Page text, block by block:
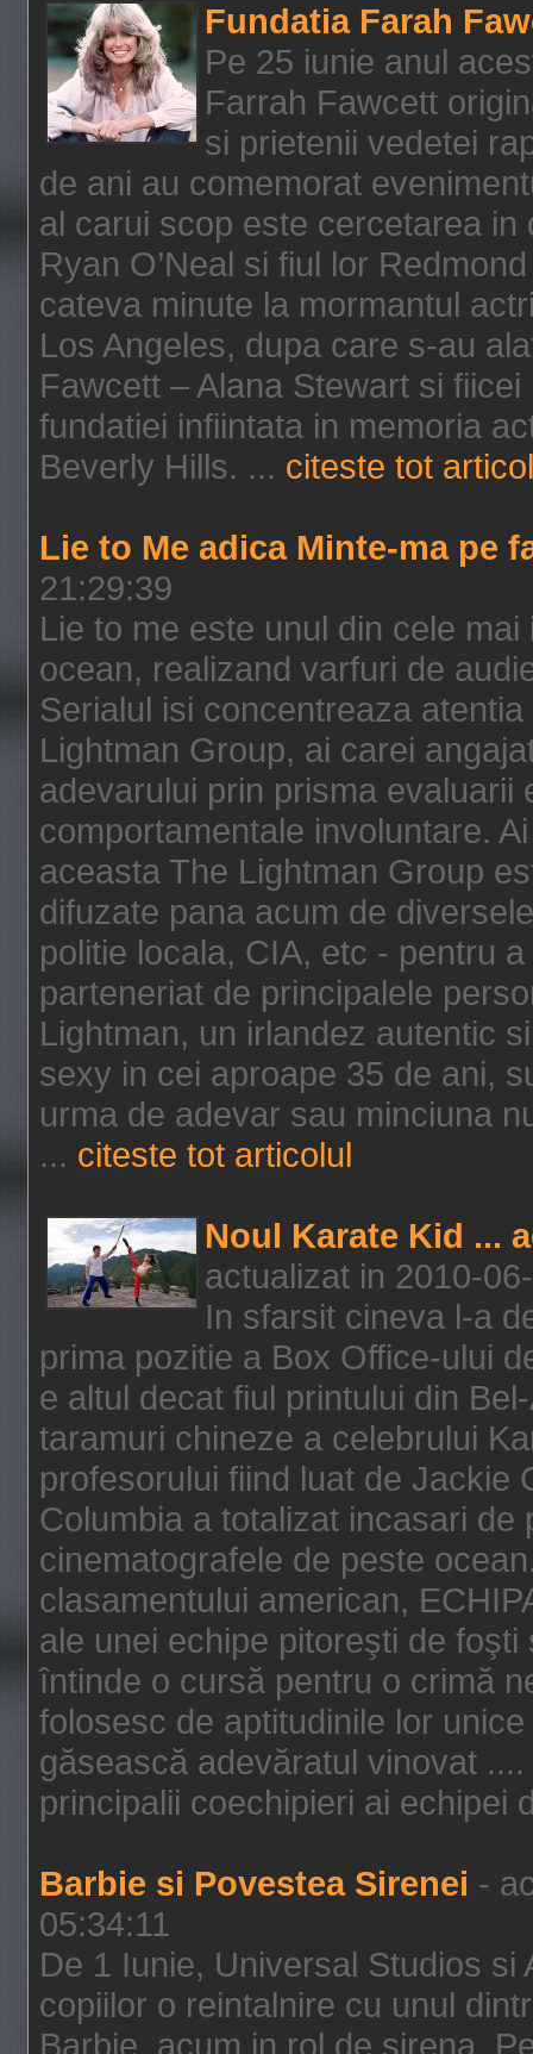
Fundatia Farah
Pe 25 iunie anul
Farrah Fawcett
si prietenii vedetei
de ani au comemorat
al carui scop este cercetarea
Ryan O’Neal si fiul lor
cateva minute la mormantul
Los Angeles, dupa care s-au
Fawcett – Alana Stewart si fiicei
fundatiei infiintata in memoria
Beverly Hills. ... citeste tot
Lie to Me adica Minte-ma pe
21:29:39
Lie to me este unul din cele
ocean, realizand varfuri de
Serialul isi concentreaza
Lightman Group, ai carei
adevarului prin prisma evaluarii
comportamentale involuntare.
aceasta The Lightman Group
difuzate pana acum de
politie locala, CIA, etc - pentru
parteneriat de principalele
Lightman, un irlandez autentic
sexy in cei aproape 35 de ani,
urma de adevar sau minciuna
... citeste tot articolul
Noul Karate Kid ...
actualizat in 2010-
In sfarsit cineva l-a
prima pozitie a Box Office-ului
e altul decat fiul printului din
taramuri chineze a celebrului
profesorului fiind luat de Jackie
Columbia a totalizat incasari
cinematografele de peste
clasamentului american,
ale unei echipe pitoreşti de
întinde o cursă pentru o crimă
folosesc de aptitudinile lor
găsească adevăratul vinovat
principalii coechipieri ai echipei
Barbie si Povestea Sirenei -
05:34:11
De 1 Iunie, Universal Studios si
copiilor o reintalnire cu unul
Barbie, acum in rol de sirena.